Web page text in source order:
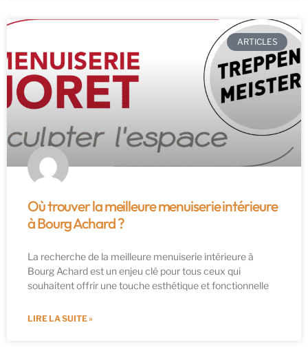
ARTICLES
Où trouver la meilleure menuiserie intérieure
à Bourg Achard ?
La recherche de la meilleure menuiserie intérieure à
Bourg Achard est un enjeu clé pour tous ceux qui
souhaitent offrir une touche esthétique et fonctionnelle
LIRE LA SUITE »